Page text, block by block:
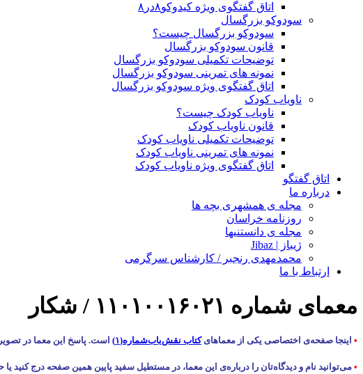
اتاق گفتگوی ویژه کیدوکو۸در۸
سودوکو بزرگسال
سودوکو بزرگسال چیست؟
قانون سودوکو بزرگسال
توضیحات تکمیلی سودوکو بزرگسال
نمونه های تمرینی سودوکو بزرگسال
اتاق گفتگوی ویژه سودوکو بزرگسال
ناویاب کودک
ناویاب کودک چیست؟
قانون ناویاب کودک
توضیحات تکمیلی ناویاب کودک
نمونه های تمرینی ناویاب کودک
اتاق گفتگوی ویژه ناویاب کودک
اتاق گفتگو
درباره ما
مجله ی همشهری بچه ها
روزنامه خراسان
مجله ی دانستنیها
ژیباز | Jibaz
محمدمهدی رنجبر / کارشناس سرگرمی
ارتباط با ما
معمای شماره ۱۱۰۱۰۰۱۶۰۲۱ / شکار
• اینجا صفحه‌ی اختصاصی یکی از معماهایکتاب نقش‌یاب‌شماره(۱) است. پاسخ این معما در
•می‌توانید نام و دیدگاه‌تان را درباره‌ی این معما، در مستطیل سفید پایین همین صفحه درج کنید